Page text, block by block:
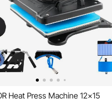
Heat Press Machine 12x15